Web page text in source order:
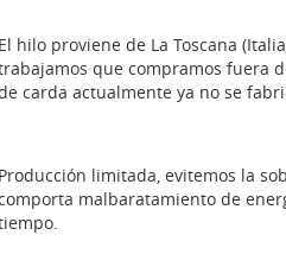
El hilo proviene de La Toscana
que compramos fuera
carda actualmente ya no se
Producción limitada, evitemos la
malbaratamiento de